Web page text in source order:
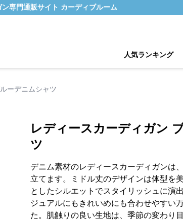
専門通販サイト カーディブルーム
人気ランキング
ーデニムシャツ
レディースカーディガン
ツ
デニム素材のレディースカーディガンは
立てます。ミドル丈のデザインは体型を
としたシルエットでスタイリッシュに演
ジュアルにもきれいめにも合わせやすい
た。肌触りの良い生地は、季節の変わり